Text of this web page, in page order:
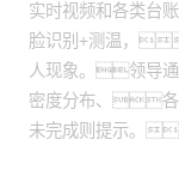
实时视频和各类台
脸识别+测温，
人现象。领导
密度分布、各
未完成则提示。